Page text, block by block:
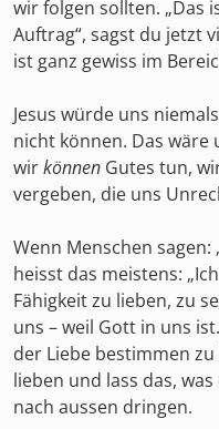
wir folgen sollten. „Das
Auftrag“, sagst du jetzt
ist ganz gewiss im
Jesus würde uns
nicht können. Das wäre
wirkönnen Gutes tun,
vergeben, die uns
Wenn Menschen sagen:
heisst das meistens:
Fähigkeit zu lieben, zu
uns – weil Gott in uns
der Liebe bestimmen
lieben und lass das,
nach aussen dringen.